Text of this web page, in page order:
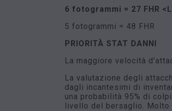
6 fotogrammi = 27 FHR
5 fotogrammi = 48 FHR
PRIORITÀ STAT DANNI
La maggiore velocità
La valutazione degli
dagli incantesimi di
una probabilità 95% di
livello del bersaglio. Molto